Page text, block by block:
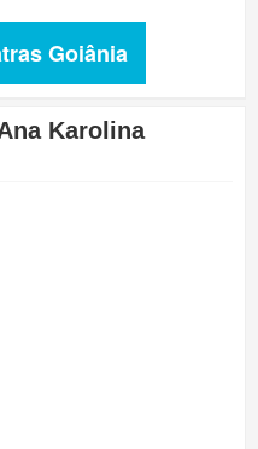
Goiânia
Karolina